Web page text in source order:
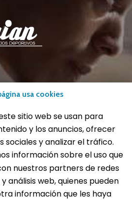
usa cookies
sitio web se usan para
y los anuncios, ofrecer
sociales y analizar el tráfico.
información sobre el uso que
nuestros partners de redes
análisis web, quienes pueden
información que les haya